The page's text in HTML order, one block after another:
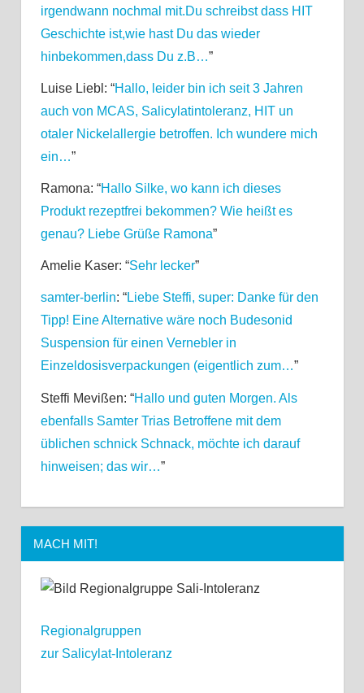
irgendwann nochmal mit.Du schreibst dass HIT
Geschichte ist,wie hast Du das wieder
hinbekommen,dass Du z.B…”
Luise Liebl : “Hallo, leider bin ich seit 3 Jahren
auch von MCAS, Salicylatintoleranz, HIT un
otaler Nickelallergie betroffen. Ich wundere mich
ein…”
Ramona: “Hallo Silke, wo kann ich dieses
Produkt rezeptfrei bekommen? Wie heißt es
genau? Liebe Grüße Ramona”
Amelie Kaser: “Sehr lecker”
samter-berlin: “Liebe Steffi, super: Danke für den
Tipp! Eine Alternative wäre noch Budesonid
Suspension für einen Vernebler in
Einzeldosisverpackungen (eigentlich zum…”
Steffi Mevißen: “Hallo und guten Morgen. Als
ebenfalls Samter Trias Betroffene mit dem
üblichen schnick Schnack, möchte ich darauf
hinweisen; das wir…”
MACH MIT!
Regionalgruppen
zur Salicylat-Intoleranz